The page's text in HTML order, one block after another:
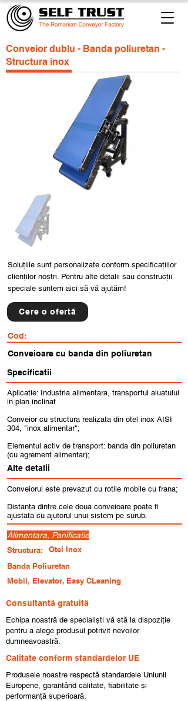
Conveior dublu - Banda poliuretan -
Structura inox
Soluțiile sunt personalizate conform specificațiilor
clienților noștri. Pentru alte detalii sau construcții
speciale suntem aici să vă ajutăm!
Cere o ofertă
Cod:
Conveioare cu banda din poliuretan
Specificatii
Aplicatie: Industria alimentara, transportul aluatului
in plan inclinat
Conveior cu structura realizata din otel inox AISI
304, "inox alimentar";
Elementul activ de transport: banda din poliuretan
(cu agrement alimentar);
Alte detalii
Conveiorul este prevazut cu rotile mobile cu frana;
Distanta dintre cele doua conveioare poate fi
ajustata cu ajutorul unui sistem pe surub.
Alimentara, Panificatie
Structura:
Otel Inox
Banda Poliuretan
Mobil, Elevator, Easy CLeaning
Consultantă gratuită
Echipa noastră de specialiști vă stă la dispoziție
pentru a alege produsul potrivit nevoilor
dumneavoastră.
Calitate conform standardelor UE
Produsele noastre respectă standardele Uniunii
Europene, garantând calitate, fiabilitate și
performanță superioară.